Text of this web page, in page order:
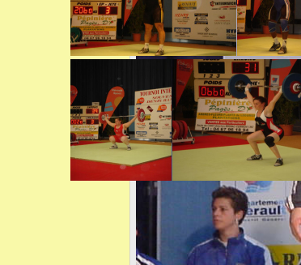
(France)